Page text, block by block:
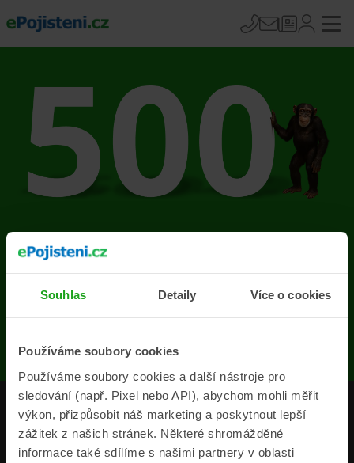
Souhlas Detaily Více o cookies
Používáme soubory cookies
Používáme soubory cookies a další nástroje pro
sledování (např. Pixel nebo API), abychom mohli měřit
výkon, přizpůsobit náš marketing a poskytnout lepší
zážitek z našich stránek. Některé shromážděné
informace také sdílíme s našimi partnery v oblasti
Na stránce se vyskytla
chyba
Produkty
Pojišťovny